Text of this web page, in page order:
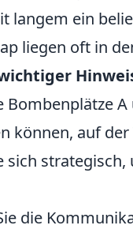
langem ein
liegen oft in
können, auf
sich
die